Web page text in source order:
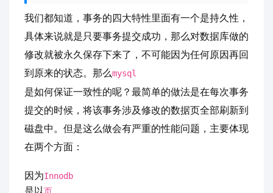
我们都知道，事务的四大特性里面有一个是持久性，
具体来说就是只要事务提交成功，那么对数据库做的
修改就被永久保存下来了，不可能因为任何原因再回
到原来的状态。那么mysql
是如何保证一致性的呢？最简单的做法是在每次事务
提交的时候，将该事务涉及修改的数据页全部刷新到
磁盘中。但是这么做会有严重的性能问题，主要体现
在两个方面：
因为Innodb
是以页